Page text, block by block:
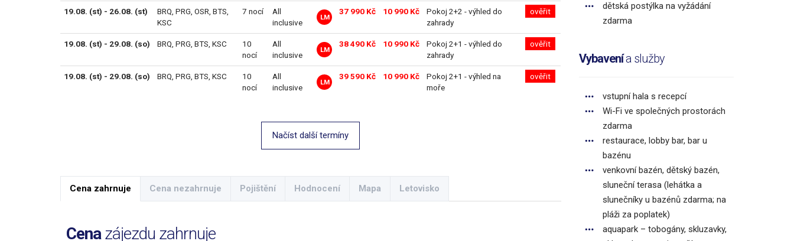
19.08. (st) - 26.08. (st) BRQ, PRG, OSR, BTS,
KSC
7 nocí
All
inclusive
LM
37 990 Kč 10 990 Kč
Pokoj 2+2 - výhled do
zahrady
ověřit
19.08. (st) - 29.08. (so) BRQ, PRG, BTS, KSC
10
nocí
All
inclusive
LM
38 490 Kč 10 990 Kč
Pokoj 2+1 - výhled do
zahrady
ověřit
19.08. (st) - 29.08. (so) BRQ, PRG, BTS, KSC
10
nocí
All
inclusive
LM
39 590 Kč 10 990 Kč
Pokoj 2+1 - výhled na
moře
ověřit
Načíst další termíny
Cena zahrnuje Cena nezahrnuje Pojištění Hodnocení Mapa Letovisko
Cenazájezdu zahrnuje
dětská postýlka na vyžádání
zdarma
Vybavenía služby
vstupní hala s recepcí
Wi-Fi ve společných prostorách
zdarma
restaurace, lobby bar, bar u
bazénu
venkovní bazén, dětský bazén,
sluneční terasa (lehátka a
slunečníky u bazénů zdarma; na
pláži za poplatek)
aquapark – tobogány, skluzavky,